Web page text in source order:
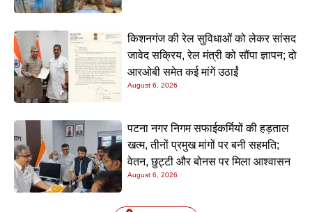
किशनगंज की रेल सुविधाओं को लेकर सांसद
जावेद सक्रिय, रेल मंत्री को सौंपा ज्ञापन; दो
आरओबी समेत कई मांगें उठाईं
August 6, 2026
पटना नगर निगम सफाईकर्मियों की हड़ताल
खत्म, तीनों प्रमुख मांगों पर बनी सहमति;
वेतन, छुट्टी और बोनस पर मिला आश्वासन
August 6, 2026